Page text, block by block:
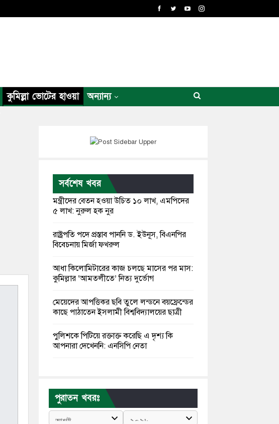
কুমিল্লা ভোটের হাওয়া অন্যান্য
সর্বশেষ খবর
মন্ত্রীদের বেতন হওয়া উচিত ১০ লাখ, এমপিদের
৫ লাখ: নুরুল হক নুর
রাষ্ট্রপতি পদে প্রস্তাব পাননি ড. ইউনূস, বিএনপির
বিবেচনায় মির্জা ফখরুল
আধা কিলোমিটারের কাজ চলছে মাসের পর মাস:
কুমিল্লার ‘আমতলীতে’ নিত্য দুর্ভোগ
মেয়েদের আপত্তিকর ছবি তুলে লন্ডনে বয়ফ্রেন্ডের
কাছে পাঠাতেন ইসলামী বিশ্ববিদ্যালয়ের ছাত্রী
পুলিশকে পিটিয়ে রক্তাক্ত করেছি এ দৃশ্য কি
আপনারা দেখেননি: এনসিপি নেতা
বাংলাদেশী কর্মীদের আকামা নিয়ে বড় সুখবর
দিলো সৌদি সরকার
পুরাতন খবরঃ